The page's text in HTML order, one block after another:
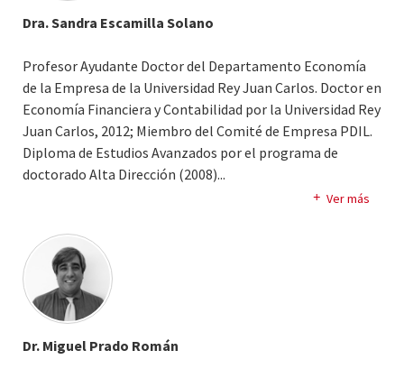
Dra. Sandra Escamilla Solano
Profesor Ayudante Doctor del Departamento Economía
de la Empresa de la Universidad Rey Juan Carlos. Doctor en
Economía Financiera y Contabilidad por la Universidad Rey
Juan Carlos, 2012; Miembro del Comité de Empresa PDIL.
Diploma de Estudios Avanzados por el programa de
doctorado Alta Dirección (2008)...
Social. Miembro de la European Academy of Management
and Business Economics, de la Cátedra de Ecotransporte,
tecnología y Movilidad (URJC) así como miembro de
Management & Business Economic Research Group.
Ver más
Dr. Miguel Prado Román